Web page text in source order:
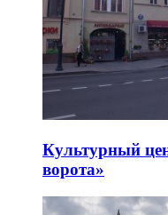
Культурный
ворота»